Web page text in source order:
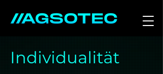
Individualität